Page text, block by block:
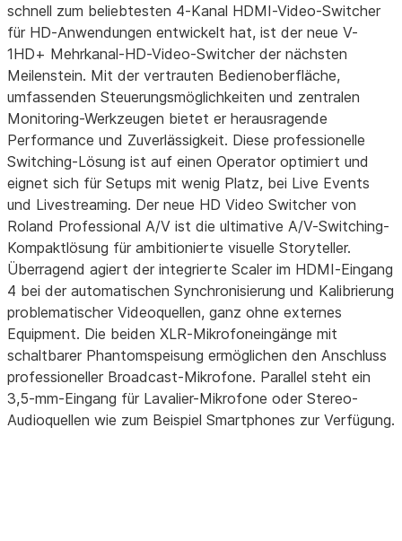
schnell zum beliebtesten 4-Kanal HDMI-Video-Switcher
für HD-Anwendungen entwickelt hat, ist der neue V-
1HD+ Mehrkanal-HD-Video-Switcher der nächsten
Meilenstein. Mit der vertrauten Bedienoberfläche,
umfassenden Steuerungsmöglichkeiten und zentralen
Monitoring-Werkzeugen bietet er herausragende
Performance und Zuverlässigkeit. Diese professionelle
Switching-Lösung ist auf einen Operator optimiert und
eignet sich für Setups mit wenig Platz, bei Live Events
und Livestreaming. Der neue HD Video Switcher von
Roland Professional A/V ist die ultimative A/V-Switching-
Kompaktlösung für ambitionierte visuelle Storyteller.
Überragend agiert der integrierte Scaler im HDMI-Eingang
4 bei der automatischen Synchronisierung und Kalibrierung
problematischer Videoquellen, ganz ohne externes
Equipment. Die beiden XLR-Mikrofoneingänge mit
schaltbarer Phantomspeisung ermöglichen den Anschluss
professioneller Broadcast-Mikrofone. Parallel steht ein
3,5-mm-Eingang für Lavalier-Mikrofone oder Stereo-
Audioquellen wie zum Beispiel Smartphones zur Verfügung.